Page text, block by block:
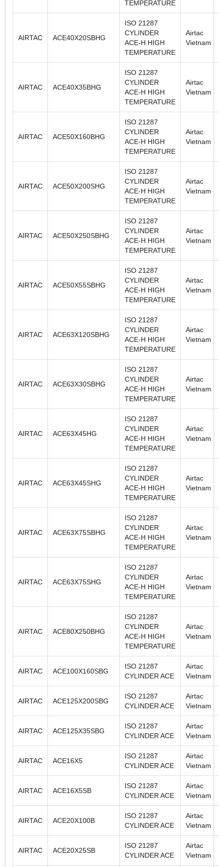
TEMPERATURE
AIRTAC ACE40X20SBHG
ISO 21287
CYLINDER
ACE-H HIGH
TEMPERATURE
Airtac
Vietnam
AIRTAC ACE40X35BHG
ISO 21287
CYLINDER
ACE-H HIGH
TEMPERATURE
Airtac
Vietnam
AIRTAC ACE50X160BHG
ISO 21287
CYLINDER
ACE-H HIGH
TEMPERATURE
Airtac
Vietnam
AIRTAC ACE50X200SHG
ISO 21287
CYLINDER
ACE-H HIGH
TEMPERATURE
Airtac
Vietnam
AIRTAC ACE50X250SBHG
ISO 21287
CYLINDER
ACE-H HIGH
TEMPERATURE
Airtac
Vietnam
AIRTAC ACE50X55SBHG
ISO 21287
CYLINDER
ACE-H HIGH
TEMPERATURE
Airtac
Vietnam
AIRTAC ACE63X120SBHG
ISO 21287
CYLINDER
ACE-H HIGH
TEMPERATURE
Airtac
Vietnam
AIRTAC ACE63X30SBHG
ISO 21287
CYLINDER
ACE-H HIGH
TEMPERATURE
Airtac
Vietnam
AIRTAC ACE63X45HG
ISO 21287
CYLINDER
ACE-H HIGH
TEMPERATURE
Airtac
Vietnam
AIRTAC ACE63X45SHG
ISO 21287
CYLINDER
ACE-H HIGH
TEMPERATURE
Airtac
Vietnam
AIRTAC ACE63X75SBHG
ISO 21287
CYLINDER
ACE-H HIGH
TEMPERATURE
Airtac
Vietnam
AIRTAC ACE63X75SHG
ISO 21287
CYLINDER
ACE-H HIGH
TEMPERATURE
Airtac
Vietnam
AIRTAC ACE80X250BHG
ISO 21287
CYLINDER
ACE-H HIGH
TEMPERATURE
Airtac
Vietnam
AIRTAC ACE100X160SBG
ISO 21287
CYLINDER ACE
Airtac
Vietnam
AIRTAC ACE125X200SBG
ISO 21287
CYLINDER ACE
Airtac
Vietnam
AIRTAC ACE125X35SBG
ISO 21287
CYLINDER ACE
Airtac
Vietnam
AIRTAC ACE16X5
ISO 21287
CYLINDER ACE
Airtac
Vietnam
AIRTAC ACE16X5SB
ISO 21287
CYLINDER ACE
Airtac
Vietnam
AIRTAC ACE20X100B
ISO 21287
CYLINDER ACE
Airtac
Vietnam
AIRTAC ACE20X25SB
ISO 21287
CYLINDER ACE
Airtac
Vietnam